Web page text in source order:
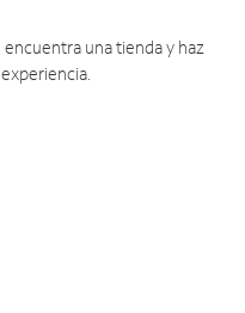
una tienda y haz